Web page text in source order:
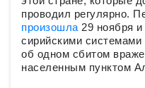
проводил регулярно.
произошла 29 ноября
сирийскими
об одном сбитом
населенным пунктом